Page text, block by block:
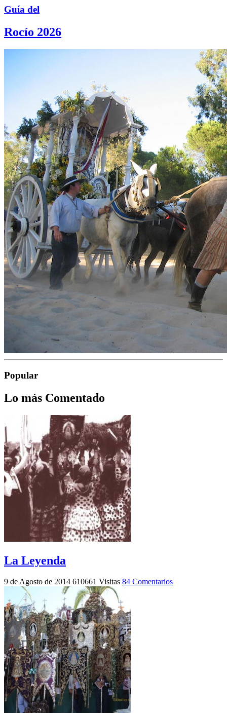
Guía del
Rocío 2026
Popular
Lo más Comentado
La Leyenda
9 de Agosto de 2014 610661 Visitas 84 Comentarios